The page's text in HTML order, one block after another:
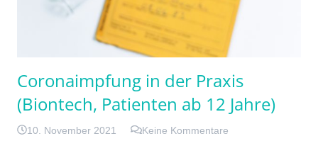
Coronaimpfung in der Praxis
(Biontech, Patienten ab 12 Jahre)
10. November 2021 Keine Kommentare